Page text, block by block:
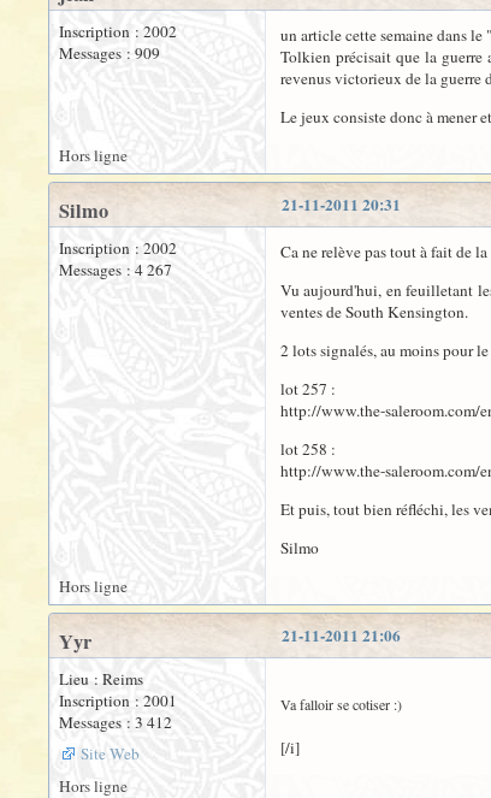
Inscription : 2002
Messages : 909
un article cette semaine dans
Tolkien précisait que la guerre
revenus victorieux de la guerre
Le jeux consiste donc à mener
Hors ligne
21-11-2011 20:31
Silmo
Inscription : 2002
Messages : 4 267
Ca ne relève pas tout à fait de
Vu aujourd'hui, en feuilletant
ventes de South Kensington.
2 lots signalés, au moins pour
lot 257 :
http://www.the-saleroom.com/
lot 258 :
http://www.the-saleroom.com/
Et puis, tout bien réfléchi, les
Silmo
Hors ligne
21-11-2011 21:06
Yyr
Lieu : Reims
Inscription : 2001
Messages : 3 412
Site Web
Va falloir se cotiser :)
[/i]
Hors ligne